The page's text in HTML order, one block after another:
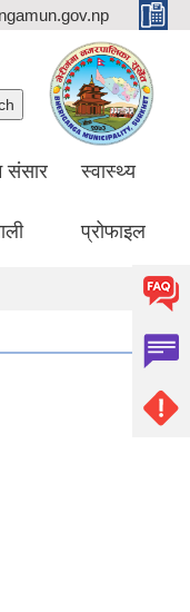
संसार स्वास्थ्य
प्रोफाइल